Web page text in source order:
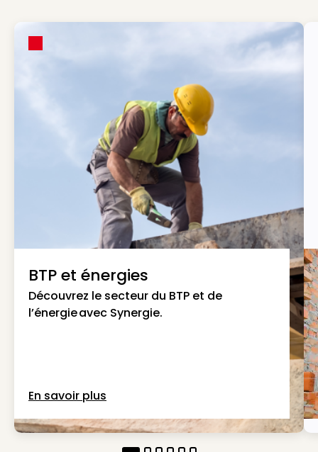
BTP et énergies
Découvrez le secteur du BTP et de
l’énergie avec Synergie.
En savoir plus